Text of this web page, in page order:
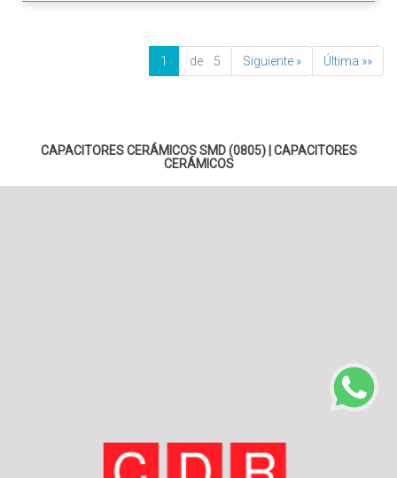
1 de 5 Siguiente » Última »»
CAPACITORES CERÁMICOS SMD (0805)| CAPACITORES
CERÁMICOS